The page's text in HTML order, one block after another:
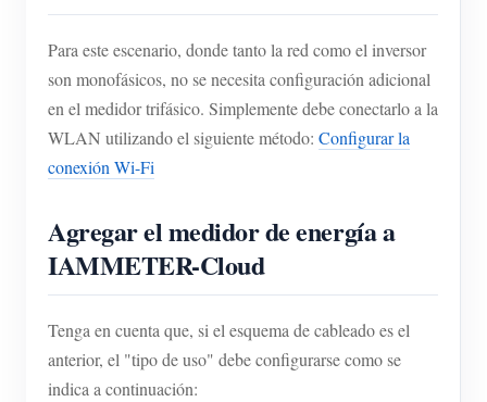
Para este escenario, donde tanto la red como el inversor
son monofásicos, no se necesita configuración adicional
en el medidor trifásico. Simplemente debe conectarlo a la
WLAN utilizando el siguiente método: Configurar la
conexión Wi-Fi
Agregar el medidor de energía a
IAMMETER-Cloud
Tenga en cuenta que, si el esquema de cableado es el
anterior, el "tipo de uso" debe configurarse como se
indica a continuación: